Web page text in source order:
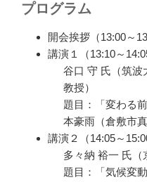
プログラム
開会挨拶（13:00～
講演１（13:10～
谷口 守 氏（筑波
教授）
題目：「変わる
本豪雨（倉敷市
講演２（14:05～
多々納 裕一 氏（
題目：「気候変